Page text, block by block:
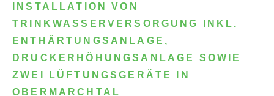
INSTALLATION VON
TRINKWASSERVERSORGUNG INKL.
ENTHÄRTUNGSANLAGE,
DRUCKERHÖHUNGSANLAGE SOWIE
ZWEI LÜFTUNGSGERÄTE IN
OBERMARCHTAL